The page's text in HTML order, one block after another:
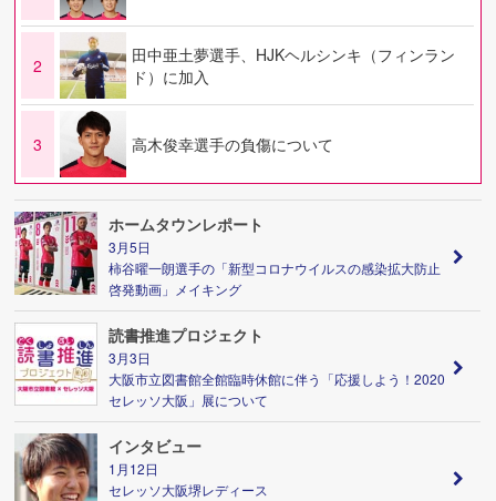
2
田中亜土夢選手、HJKヘルシンキ（フィンラン
ド）に加入
3 高木俊幸選手の負傷について
ホームタウンレポート
3月5日
柿谷曜一朗選手の「新型コロナウイルスの感染拡大防止
啓発動画」メイキング
読書推進プロジェクト
3月3日
大阪市立図書館全館臨時休館に伴う「応援しよう！2020
セレッソ大阪」展について
インタビュー
1月12日
セレッソ大阪堺レディース